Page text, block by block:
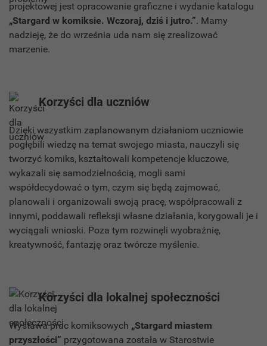
projektowej jest opracowanie graficzne i wydanie katalogu
„Stargard w komiksie. Wczoraj, dziś i jutro.”. Mamy
nadzieję, że do września uda nam się zrealizować
marzenie.
Korzyści dla uczniów
Dzięki wszystkim zaplanowanym działaniom uczniowie
pogłębili wiedzę na temat swojego miasta, nauczyli się
tworzyć komiks, kształtowali kompetencje kluczowe,
wykazali się samodzielnością, mogli sami
współdecydować o tym, czym się będą zajmować,
planowali i organizowali swoją pracę, współpracowali z
innymi, poddawali refleksji własne działania, korygowali je i
wyciągali wnioski. Poza tym rozwinęli wyobraźnię,
kreatywność, fantazję oraz twórcze myślenie.
Korzyści dla lokalnej społeczności
Wystawa prac komiksowych „Stargard miastem
przyszłości” przygotowana została w Starostwie